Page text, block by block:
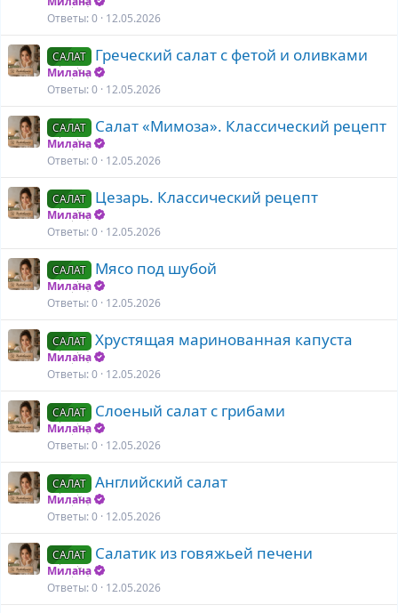
Ответы 0 12.05.2026
САЛАТ Греческий салат с фетой и оливками
Милана
Ответы 0 12.05.2026
САЛАТ Салат «Мимоза». Классический рецепт
Милана
Ответы 0 12.05.2026
САЛАТ Цезарь. Классический рецепт
Милана
Ответы 0 12.05.2026
САЛАТ Мясо под шубой
Милана
Ответы 0 12.05.2026
САЛАТ Хрустящая маринованная капуста
Милана
Ответы 0 12.05.2026
САЛАТ Слоеный салат с грибами
Милана
Ответы 0 12.05.2026
САЛАТ Английский салат
Милана
Ответы 0 12.05.2026
САЛАТ Салатик из говяжьей печени
Милана
Ответы 0 12.05.2026